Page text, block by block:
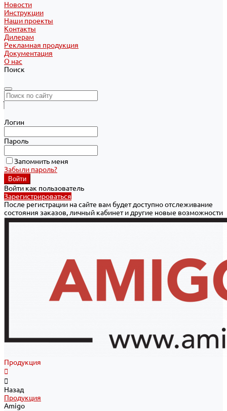
Новости
Инструкции
Наши проекты
Контакты
Дилерам
Рекламная продукция
Документация
О нас
Поиск
Логин
Пароль
Запомнить меня
Забыли пароль?
Войти как пользователь
Зарегистрироваться
После регистрации на сайте вам будет доступно отслеживание
состояния заказов, личный кабинет и другие новые возможности
Продукция
Назад
Продукция
Amigo